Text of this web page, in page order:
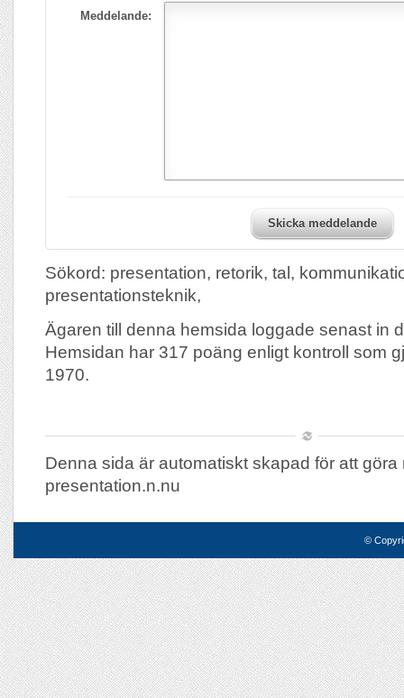
Meddelande:
Skicka meddelande
Sökord: presentation, retorik, tal,
presentationsteknik,
Ägaren till denna hemsida loggade senast in
Hemsidan har 317 poäng enligt kontroll som
1970.
Denna sida är automatiskt skapad för att göra
presentation.n.nu
©